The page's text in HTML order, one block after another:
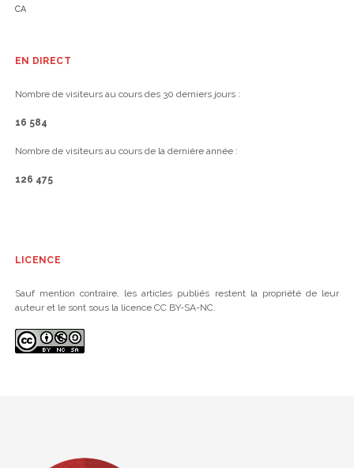
CA
EN DIRECT
Nombre de visiteurs au cours des 30 derniers jours :
16 584
Nombre de visiteurs au cours de la dernière année :
126 475
LICENCE
Sauf mention contraire, les articles publiés restent la propriété de leur
auteur et le sont sous la licence CC BY-SA-NC.